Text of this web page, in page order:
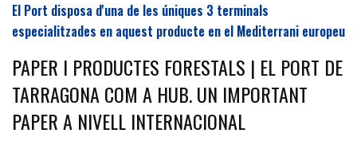
El Port disposa d'una de les úniques 3 terminals
especialitzades en aquest producte en el Mediterrani europeu
PAPER I PRODUCTES FORESTALS | EL PORT DE
TARRAGONA COM A HUB. UN IMPORTANT
PAPER A NIVELL INTERNACIONAL